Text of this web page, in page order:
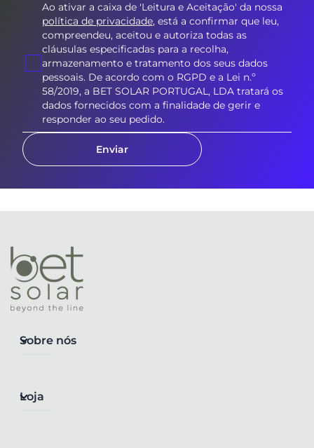
Ao ativar a caixa de 'Leitura e Aceitação' da nossa
política de privacidade, está a confirmar que leu,
compreendeu, aceitou e autoriza todas as
cláusulas especificadas para a recolha,
armazenamento e tratamento dos seus dados
pessoais. De acordo com o RGPD e a Lei n.º
58/2019, a BET SOLAR PORTUGAL, LDA tratará os
dados fornecidos com a finalidade de gerir e
responder ao seu pedido.
Enviar
Sobre nós
Loja